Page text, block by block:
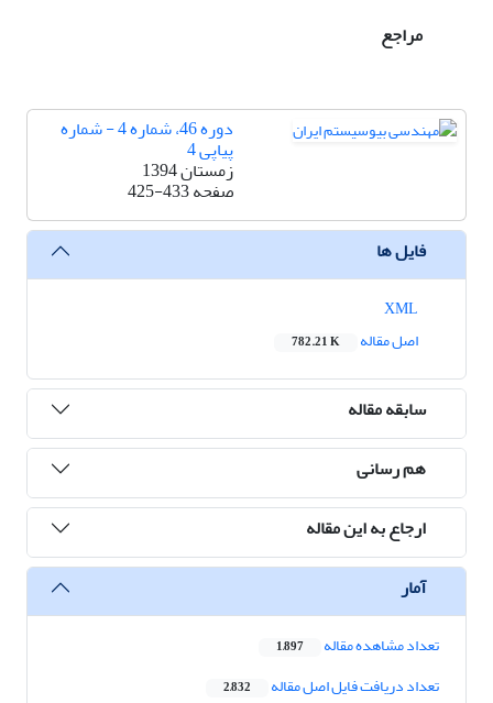
مراجع
دوره 46، شماره 4 - شماره
پیاپی 4
زمستان 1394
صفحه425-433
فایل ها
اصل مقاله
782.21 K
سابقه مقاله
هم رسانی
ارجاع به این مقاله
آمار
تعداد مشاهده مقاله 1,897
تعداد دریافت فایل اصل مقاله 2,832